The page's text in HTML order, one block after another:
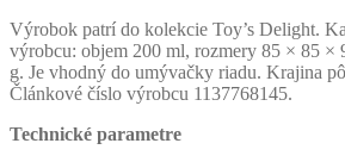
Výrobok patrí do kolekcie Toy’s Delight.
výrobcu: objem 200 ml, rozmery 85 × 85 ×
g. Je vhodný do umývačky riadu. Krajina
Článkové číslo výrobcu 1137768145.
Technické parametre